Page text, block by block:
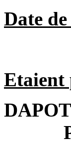
Date
Etaient